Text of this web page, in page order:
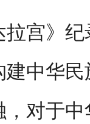
宫》纪
中华
，对于